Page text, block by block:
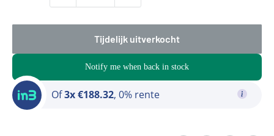
Tijdelijk uitverkocht
Notify me when back in stock
Of3x €188.32, 0% rente